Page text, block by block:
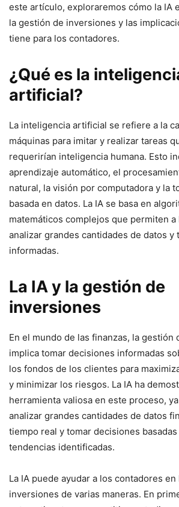
este artículo, exploraremos cómo la IA
la gestión de inversiones y las
tiene para los contadores.
¿Qué es la
artificial?
La inteligencia artificial se refiere a la
máquinas para imitar y realizar tareas
requerirían inteligencia humana. Esto
aprendizaje automático, el
natural, la visión por computadora y la
basada en datos. La IA se basa en
matemáticos complejos que permiten a
analizar grandes cantidades de datos y
informadas.
La IA y la gestión de
inversiones
En el mundo de las finanzas, la gestión
implica tomar decisiones informadas
los fondos de los clientes para
y minimizar los riesgos. La IA ha
herramienta valiosa en este proceso,
analizar grandes cantidades de datos
tiempo real y tomar decisiones
tendencias identificadas.
La IA puede ayudar a los contadores
inversiones de varias maneras. En